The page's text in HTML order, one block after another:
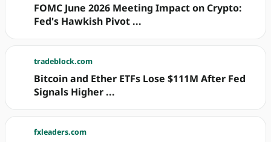
FOMC June 2026 Meeting Impact on Crypto:
Fed's Hawkish Pivot ...
tradeblock.com
Bitcoin and Ether ETFs Lose $111M After Fed
Signals Higher ...
fxleaders.com